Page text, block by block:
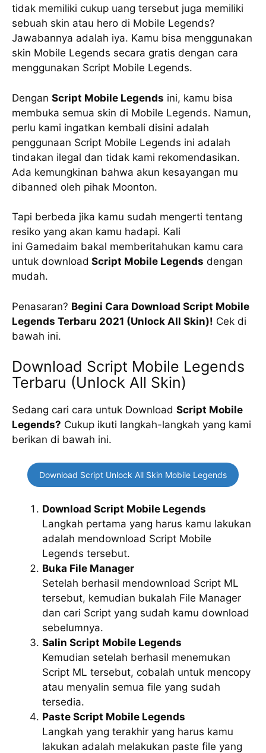
tidak memiliki cukup uang tersebut juga memiliki
sebuah skin atau hero di Mobile Legends?
Jawabannya adalah iya. Kamu bisa menggunakan
skin Mobile Legends secara gratis dengan cara
menggunakan Script Mobile Legends.
Dengan Script Mobile Legends ini, kamu bisa
membuka semua skin di Mobile Legends. Namun,
perlu kami ingatkan kembali disini adalah
penggunaan Script Mobile Legends ini adalah
tindakan ilegal dan tidak kami rekomendasikan.
Ada kemungkinan bahwa akun kesayangan mu
dibanned oleh pihak Moonton.
Tapi berbeda jika kamu sudah mengerti tentang
resiko yang akan kamu hadapi. Kali
ini Gamedaim bakal memberitahukan kamu cara
untuk download Script Mobile Legends dengan
mudah.
Penasaran? Begini Cara Download Script Mobile
Legends Terbaru 2021 (Unlock All Skin)! Cek di
bawah ini.
Download Script Mobile Legends
Terbaru (Unlock All Skin)
Sedang cari cara untuk Download Script Mobile
Legends? Cukup ikuti langkah-langkah yang kami
berikan di bawah ini.
Download Script Unlock All Skin Mobile Legends
Download Script Mobile Legends
Langkah pertama yang harus kamu lakukan
adalah mendownload Script Mobile
Legends tersebut.
Buka File Manager
Setelah berhasil mendownload Script ML
tersebut, kemudian bukalah File Manager
dan cari Script yang sudah kamu download
sebelumnya.
Salin Script Mobile Legends
Kemudian setelah berhasil menemukan
Script ML tersebut, cobalah untuk mencopy
atau menyalin semua file yang sudah
tersedia.
Paste Script Mobile Legends
Langkah yang terakhir yang harus kamu
lakukan adalah melakukan paste file yang